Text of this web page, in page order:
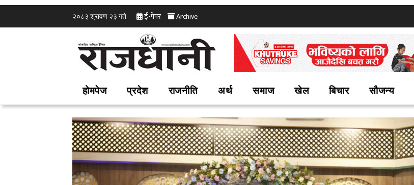
२०८३ श्रावण २३ गते ई-पेपर Archive
होमपेज प्रदेश राजनीति अर्थ समाज खेल बिचार सौजन्य